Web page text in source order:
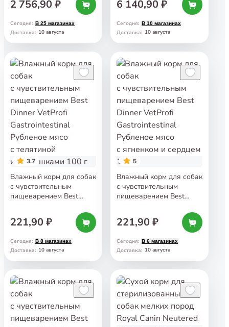
2 756,90 ₽
Сегодня: В 25 магазинах
Доставка: 10 августа
6 140,90 ₽
Сегодня: В 10 магазинах
Доставка: 10 августа
3.7
Влажный корм для собак
с чувствительным
пищеварением Best
Gastrointestinal Рубленое
мясо с телятиной
221,90 ₽
Сегодня: В 8 магазинах
Доставка: 10 августа
5
Влажный корм для собак
с чувствительным
пищеварением Best
Gastrointestinal Рубленое
мясо с ягненком
221,90 ₽
Сегодня: В 6 магазинах
Доставка: 10 августа